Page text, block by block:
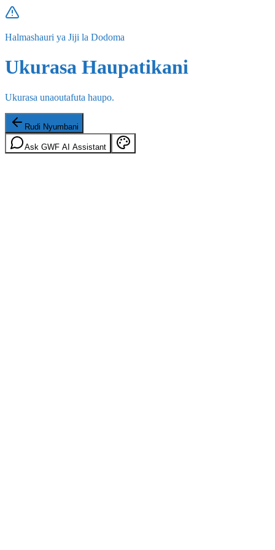
Halmashauri ya Jiji la Dodoma
Ukurasa Haupatikani
Ukurasa unaoutafuta haupo.
Rudi Nyumbani
Ask GWF AI Assistant